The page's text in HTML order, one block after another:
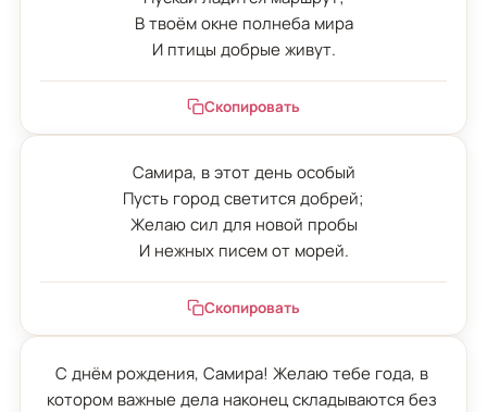
В твоём окне полнеба мира
И птицы добрые живут.
Скопировать
Самира, в этот день особый
Пусть город светится добрей;
Желаю сил для новой пробы
И нежных писем от морей.
Скопировать
С днём рождения, Самира! Желаю тебе года, в
котором важные дела наконец складываются без